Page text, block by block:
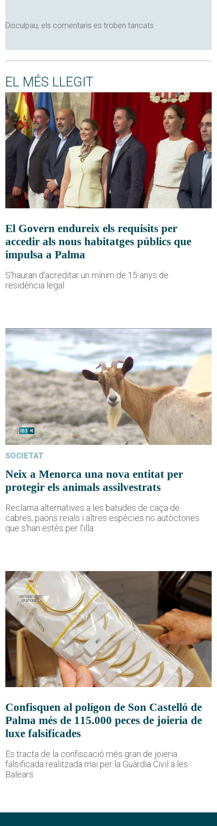
Disculpau, els comentaris es troben tancats
EL MÉS LLEGIT
El Govern endureix els requisits per
accedir als nous habitatges públics que
impulsa a Palma
S'hauran d'acreditar un mínim de 15 anys de
residència legal
SOCIETAT
Neix a Menorca una nova entitat per
protegir els animals assilvestrats
Reclama alternatives a les batudes de caça de
cabres, paons reials i altres espècies no autòctones
que s'han estès per l'illa
Confisquen al polígon de Son Castelló de
Palma més de 115.000 peces de joieria de
luxe falsificades
Es tracta de la confiscació més gran de joieria
falsificada realitzada mai per la Guàrdia Civil a les
Balears